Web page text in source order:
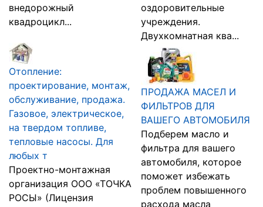
внедорожный
квадроцикл...
оздоровительные
учреждения.
Двухкомнатная ква...
Отопление:
проектирование, монтаж,
обслуживание, продажа.
Газовое, электрическое,
на твердом топливе,
тепловые насосы. Для
любых т
Проектно-монтажная
организация ООО «ТОЧКА
РОСЫ» (Лицензия
ПРОДАЖА МАСЕЛ И
ФИЛЬТРОВ ДЛЯ
ВАШЕГО АВТОМОБИЛЯ
Подберем масло и
фильтра для вашего
автомобиля, которое
поможет избежать
проблем повышенного
расхода масла